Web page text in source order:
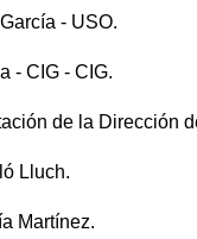
- USO.
- CIG - CIG.
de la Dirección
Lluch.
Martínez.